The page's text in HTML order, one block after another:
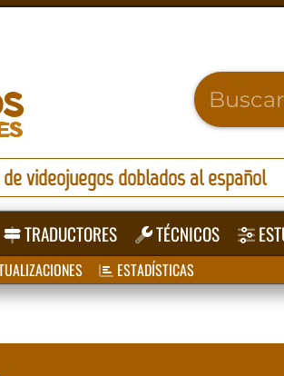
videojuegos doblados al español
TRADUCTORES TÉCNICOS
ESTADÍSTICAS